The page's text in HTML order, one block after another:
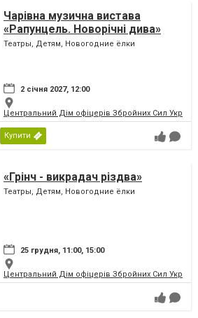
Чарівна музична вистава
«Рапунцель. Новорічні дива»
Театры, Детям, Новогодние ёлки
2 січня 2027, 12:00
Центральний Дім офіцерів Збройних Сил
Купити
«Грінч - викрадач різдва»
Театры, Детям, Новогодние ёлки
25 грудня, 11:00, 15:00
Центральний Дім офіцерів Збройних Сил